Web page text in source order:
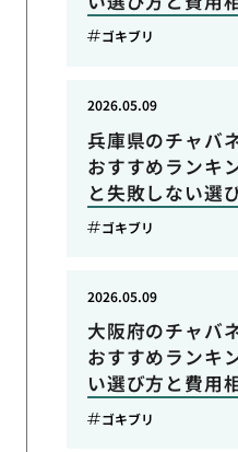
ゴキブリ
兵庫県のチャバ
おすすめランキ
と失敗しない選
2026.05.09
ゴキブリ
大阪府のチャバ
おすすめランキ
い選び方と費用
2026.05.09
ゴキブリ